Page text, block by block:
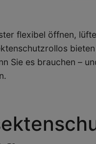
flexibel öffnen,
Sie es brauchen –